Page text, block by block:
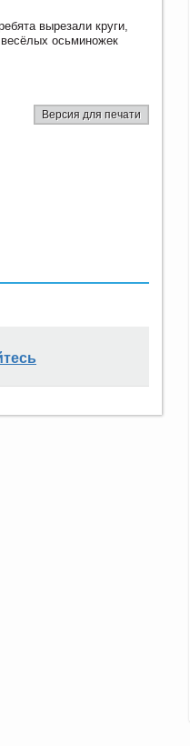
вырезали круги,
осьминожек
Версия для печати